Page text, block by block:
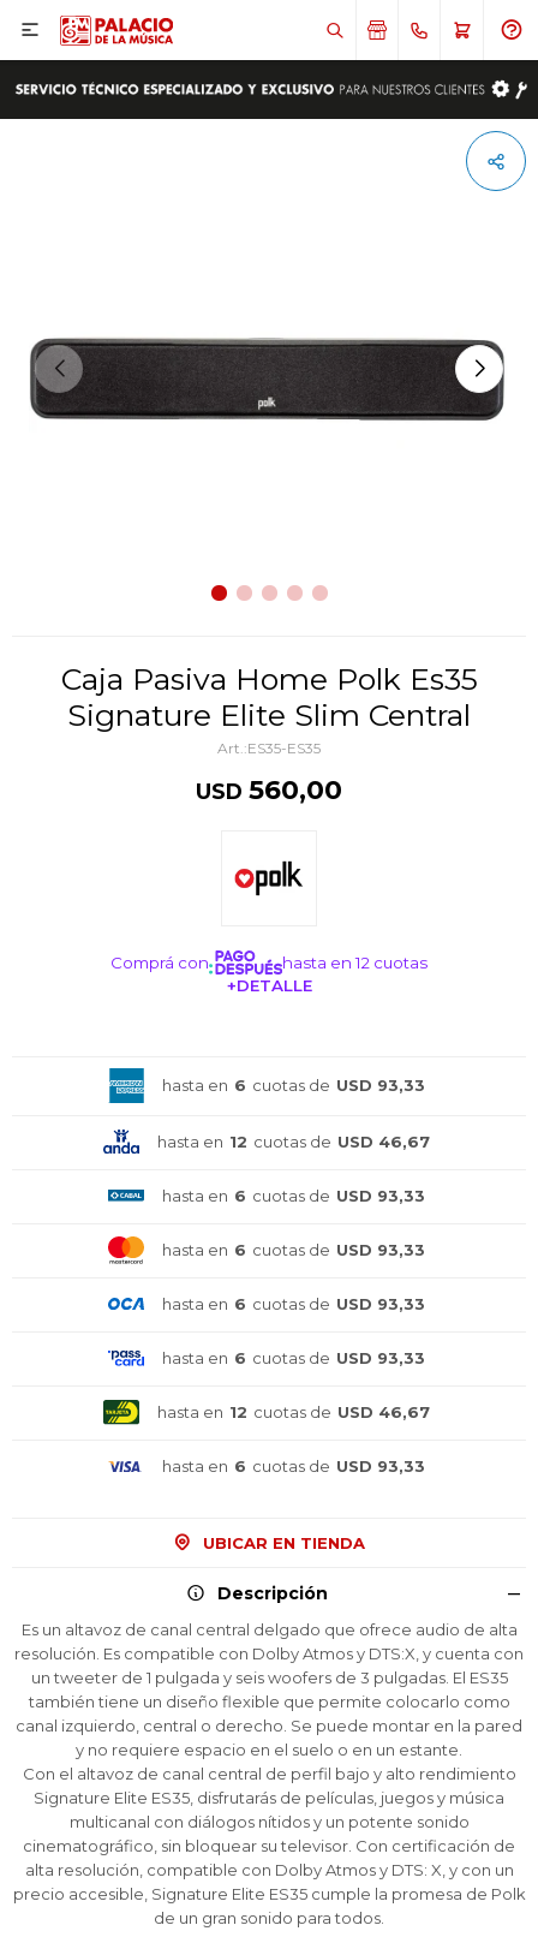

Caja Pasiva Home Polk Es35
Signature Elite Slim Central
ES35-ES35
USD 560,00
Comprá con
hasta en 12 cuotas
+DETALLE
hasta en 6 cuotas de USD 93,33
hasta en 12 cuotas de USD 46,67
hasta en 6 cuotas de USD 93,33
hasta en 6 cuotas de USD 93,33
hasta en 6 cuotas de USD 93,33
hasta en 6 cuotas de USD 93,33
hasta en 12 cuotas de USD 46,67
hasta en 6 cuotas de USD 93,33
UBICAR EN TIENDA
Descripción
Es un altavoz de canal central delgado que ofrece audio de alta
resolución. Es compatible con Dolby Atmos y DTS:X, y cuenta con
un tweeter de 1 pulgada y seis woofers de 3 pulgadas. El ES35
también tiene un diseño flexible que permite colocarlo como
canal izquierdo, central o derecho. Se puede montar en la pared
y no requiere espacio en el suelo o en un estante.
Con el altavoz de canal central de perfil bajo y alto rendimiento
Signature Elite ES35, disfrutarás de películas, juegos y música
multicanal con diálogos nítidos y un potente sonido
cinematográfico, sin bloquear su televisor. Con certificación de
alta resolución, compatible con Dolby Atmos y DTS: X, y con un
precio accesible, Signature Elite ES35 cumple la promesa de Polk
de un gran sonido para todos.
Comprá ahora y Pagá
Después, hasta en 12
cuotas y sin tocar tu
tarjeta de crédito
¡Sumate a la forma más ágil de
Comprá en 3 cuotas sin recargo o hasta en
12 cuotas * ¡Solo con tu cédula!
* sujeto aprobación crediticia.
Verifica si estás calificado para comprar con
Pago Después:
Cédula de identidad
Celular
Fecha de nacimiento
Estás calificado para comprar usando Pago
Después.
¡Tenés hasta
para comprar en las cuotas que
prefieras!
Elegí tus productos preferidos
Elegís Pago Después como metodo de pago
* sujeto a aprobación crediticia. El monto disponible
puede variar por comercio
Ups!
Parece que no tenes oferta, lamentamos
el inconveniente, por cualquier duda
contactanos en
preguntas@pagodespues.com.uy
¡Algo salió mal!
Por favor intenta nuevamente mas tarde.
Comprá ahora y Pagá
Después, hasta en 12
cuotas y sin tocar tu
tarjeta de crédito
¡Sumate a la forma más ágil de
Comprá en 3 cuotas sin recargo o hasta en
12 cuotas * ¡Solo con tu cédula!
* sujeto aprobación crediticia.
Verifica si estás calificado para comprar con
Pago Después:
Cédula de identidad
Celular
Fecha de nacimiento
Estás calificado para comprar usando Pago
Después.
¡Tenés hasta
para comprar en las cuotas que
prefieras!
Elegí tus productos preferidos
Elegís Pago Después como metodo de pago
* sujeto a aprobación crediticia. El monto disponible
puede variar por comercio
Ups!
Parece que no tenes oferta, lamentamos
el inconveniente, por cualquier duda
contactanos en
preguntas@pagodespues.com.uy
¡Algo salió mal!
Por favor intenta nuevamente mas tarde.
Comprá ahora y Pagá
Después, hasta en 12
cuotas y sin tocar tu
tarjeta de crédito
¡Sumate a la forma más ágil de
Comprá en 3 cuotas sin recargo o hasta en
12 cuotas * ¡Solo con tu cédula!
* sujeto aprobación crediticia.
Verifica si estás calificado para comprar con
Pago Después:
Cédula de identidad
Celular
Fecha de nacimiento
Estás calificado para comprar usando Pago
Después.
¡Tenés hasta
para comprar en las cuotas que
prefieras!
Elegí tus productos preferidos
Elegís Pago Después como metodo de pago
* sujeto a aprobación crediticia. El monto disponible
puede variar por comercio
Ups!
Parece que no tenes oferta, lamentamos
el inconveniente, por cualquier duda
contactanos en
preguntas@pagodespues.com.uy
¡Algo salió mal!
Por favor intenta nuevamente mas tarde.